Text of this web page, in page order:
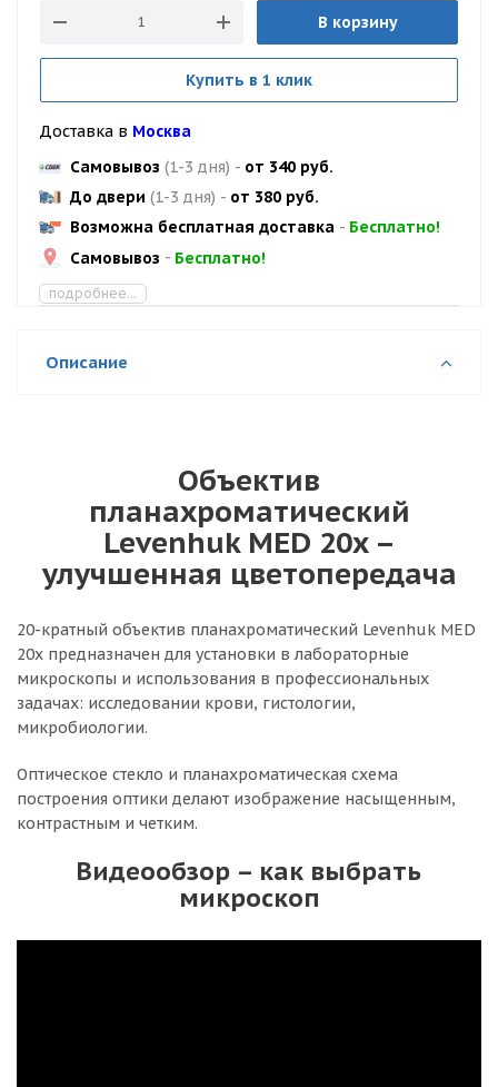
В корзину
Купить в 1 клик
Доставка в Москва
Самовывоз (1-3 дня) - от 340 руб.
До двери (1-3 дня) - от 380 руб.
Возможна бесплатная доставка - Бесплатно!
Самовывоз - Бесплатно!
подробнее...
Описание
Объектив
планахроматический
Levenhuk MED 20x –
улучшенная цветопередача
20-кратный объектив планахроматический Levenhuk MED
20x предназначен для установки в лабораторные
микроскопы и использования в профессиональных
задачах: исследовании крови, гистологии,
микробиологии.
Оптическое стекло и планахроматическая схема
построения оптики делают изображение насыщенным,
контрастным и четким.
Видеообзор – как выбрать
микроскоп